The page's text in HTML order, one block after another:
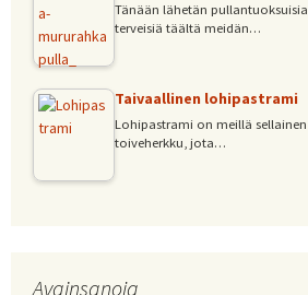
Tänään lähetän pullantuoksuisia
terveisiä täältä meidän…
Taivaallinen lohipastrami
Lohipastrami on meillä sellainen
toiveherkku, jota…
Avainsanoja